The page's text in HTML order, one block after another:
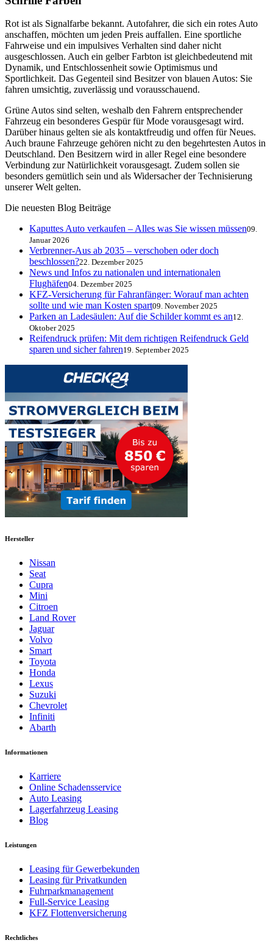
Rot ist als Signalfarbe bekannt. Autofahrer, die sich ein rotes Auto
anschaffen, möchten um jeden Preis auffallen. Eine sportliche
Fahrweise und ein impulsives Verhalten sind daher nicht
ausgeschlossen. Auch ein gelber Farbton ist gleichbedeutend mit
Dynamik, und Entschlossenheit sowie Optimismus und
Sportlichkeit. Das Gegenteil sind Besitzer von blauen Autos: Sie
fahren umsichtig, zuverlässig und vorausschauend.
Grüne Autos sind selten, weshalb den Fahrern entsprechender
Fahrzeug ein besonderes Gespür für Mode vorausgesagt wird.
Darüber hinaus gelten sie als kontaktfreudig und offen für Neues.
Auch braune Fahrzeuge gehören nicht zu den begehrtesten Autos in
Deutschland. Den Besitzern wird in aller Regel eine besondere
Verbindung zur Natürlichkeit vorausgesagt. Zudem sollen sie
besonders gemütlich sein und als Widersacher der Technisierung
unserer Welt gelten.
Die neuesten Blog Beiträge
Kaputtes Auto verkaufen – Alles was Sie wissen müssen09.
Januar 2026
Verbrenner-Aus ab 2035 – verschoben oder doch
beschlossen?22. Dezember 2025
News und Infos zu nationalen und internationalen
Flughäfen04. Dezember 2025
KFZ-Versicherung für Fahranfänger: Worauf man achten
sollte und wie man Kosten spart09. November 2025
Parken an Ladesäulen: Auf die Schilder kommt es an12.
Oktober 2025
Reifendruck prüfen: Mit dem richtigen Reifendruck Geld
sparen und sicher fahren19. September 2025
Hersteller
Nissan
Seat
Cupra
Mini
Citroen
Land Rover
Jaguar
Volvo
Smart
Toyota
Honda
Lexus
Suzuki
Chevrolet
Infiniti
Abarth
Informationen
Karriere
Online Schadensservice
Auto Leasing
Lagerfahrzeug Leasing
Blog
Leistungen
Leasing für Gewerbekunden
Leasing für Privatkunden
Fuhrparkmanagement
Full-Service Leasing
KFZ Flottenversicherung
Rechtliches